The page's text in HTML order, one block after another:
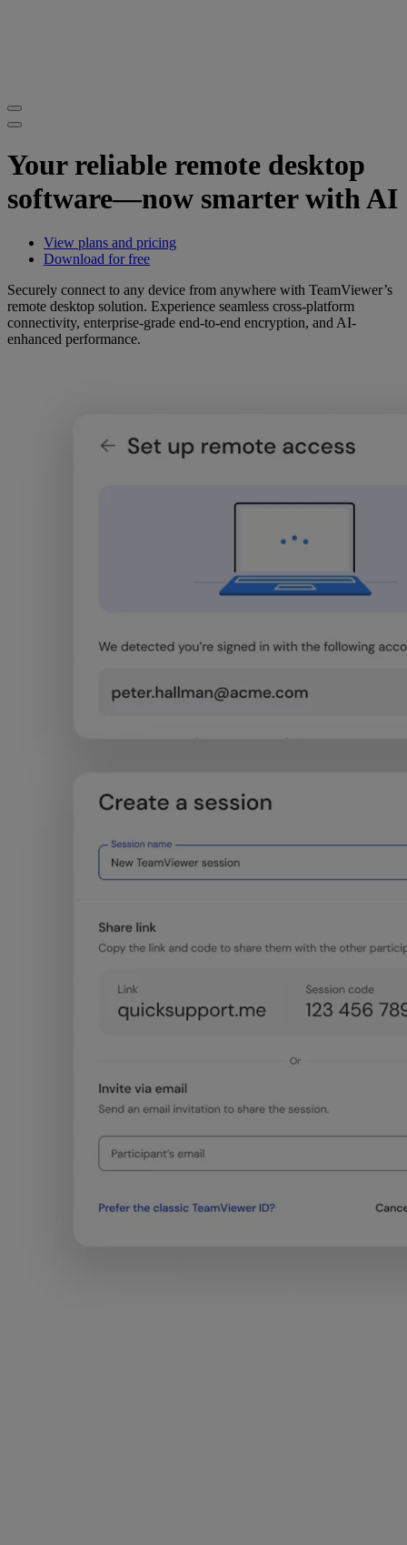
Your reliable remote desktop
software—now smarter with AI
View plans and pricing
Download for free
Securely connect to any device from anywhere with TeamViewer’s
remote desktop solution. Experience seamless cross-platform
connectivity, enterprise-grade end-to-end encryption, and AI-
enhanced performance.